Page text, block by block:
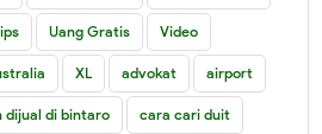
Uang Gratis Video
XL advokat airport
dijual di bintaro cara cari duit